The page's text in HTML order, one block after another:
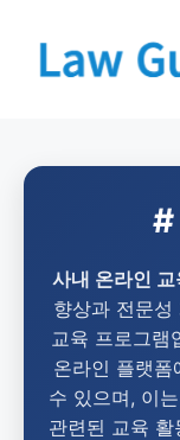
#
사내 온라인 교
향상과 전문
교육 프로그램
온라인 플랫
수 있으며, 이
관련된 교육